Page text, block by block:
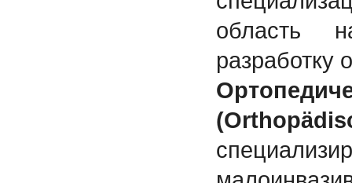
область
разработку